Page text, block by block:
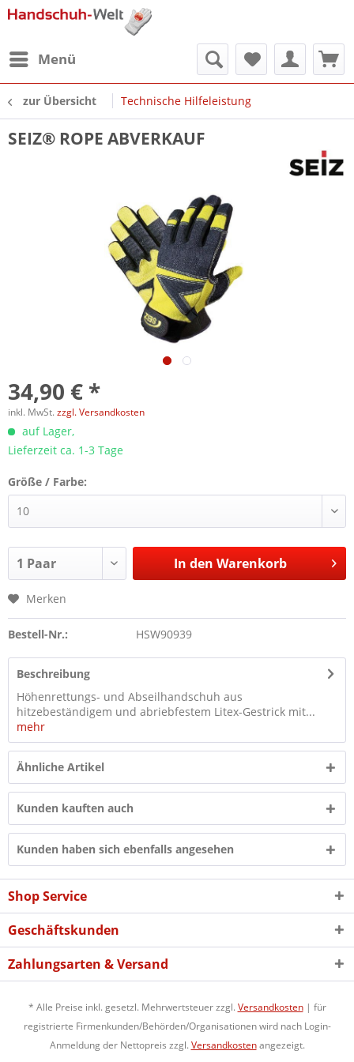
Menü
zur Übersicht Technische Hilfeleistung
SEIZ® ROPE ABVERKAUF
34,90 € *
inkl. MwSt. zzgl. Versandkosten
auf Lager,
Lieferzeit ca. 1-3 Tage
Größe / Farbe:
In den Warenkorb
Merken
Bestell-Nr.: HSW90939
Beschreibung
Höhenrettungs- und Abseilhandschuh aus
hitzebeständigem und abriebfestem Litex-Gestrick mit...
mehr
Ähnliche Artikel
Kunden kauften auch
Kunden haben sich ebenfalls angesehen
Shop Service
Geschäftskunden
Zahlungsarten & Versand
* Alle Preise inkl. gesetzl. Mehrwertsteuer zzgl. Versandkosten| für
registrierte Firmenkunden/Behörden/Organisationen wird nach Login-
Anmeldung der Nettopreis zzgl. Versandkostenangezeigt.